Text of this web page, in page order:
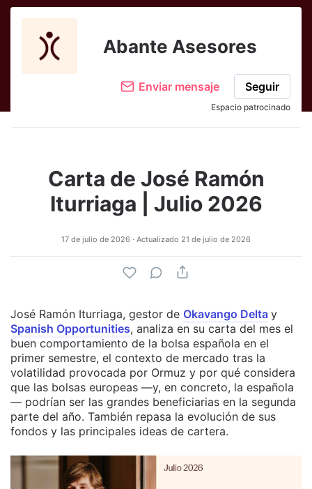
Abante Asesores
Enviar mensaje Seguir
Espacio patrocinado
Carta de José Ramón
Iturriaga | Julio 2026
17 de julio de 2026 · Actualizado 21 de julio de 2026
José Ramón Iturriaga, gestor de Okavango Delta y
Spanish Opportunities, analiza en su carta del mes el
buen comportamiento de la bolsa española en el
primer semestre, el contexto de mercado tras la
volatilidad provocada por Ormuz y por qué considera
que las bolsas europeas —y, en concreto, la española
— podrían ser las grandes beneficiarias en la segunda
parte del año. También repasa la evolución de sus
fondos y las principales ideas de cartera.